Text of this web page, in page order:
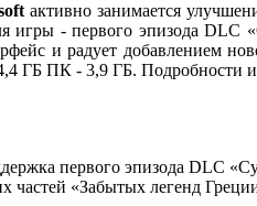
активно занимается
игры - первого эпизода DLC
и радует добавлением
ГБ ПК - 3,9 ГБ. Подробности
первого эпизода DLC
частей «Забытых легенд